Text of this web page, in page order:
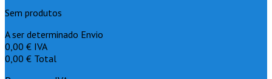
Sem produtos
A ser determinado Envio
0,00 € IVA
0,00 € Total